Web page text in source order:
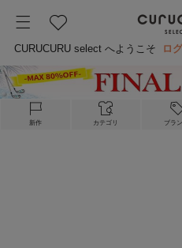
CURUCURU select へようこそ ロ
新作 カテゴリ ブラ